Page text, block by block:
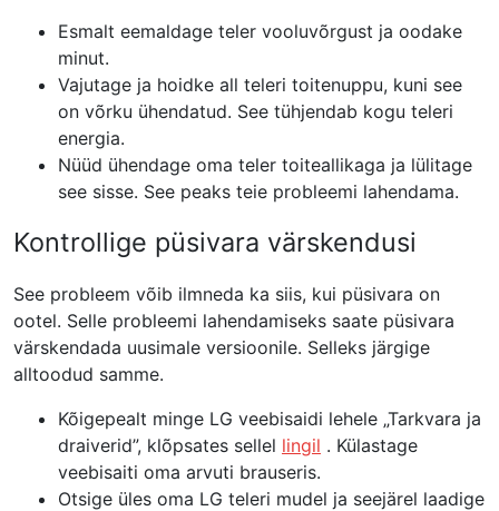
Esmalt eemaldage teler vooluvõrgust ja oodake
minut.
Vajutage ja hoidke all teleri toitenuppu, kuni see
on võrku ühendatud. See tühjendab kogu teleri
energia.
Nüüd ühendage oma teler toiteallikaga ja lülitage
see sisse. See peaks teie probleemi lahendama.
Kontrollige püsivara värskendusi
See probleem võib ilmneda ka siis, kui püsivara on
ootel. Selle probleemi lahendamiseks saate püsivara
värskendada uusimale versioonile. Selleks järgige
alltoodud samme.
Kõigepealt minge LG veebisaidi lehele „Tarkvara ja
draiverid”, klõpsates sellel lingil . Külastage
veebisaiti oma arvuti brauseris.
Otsige üles oma LG teleri mudel ja seejärel laadige